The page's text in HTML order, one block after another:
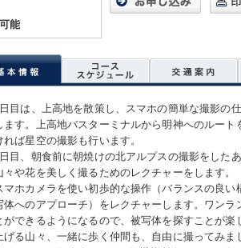
能
目は、上高地を散策し、スマホの簡単な撮影の
ます。上高地バスターミナルから明神へのルー
れば星空の撮影も行います。
目、朝食前に朝焼けの北アルプスの撮影をした
々や花を美しく撮るためのレクチャーをします。
マホカメラを使い初歩的な操作（バランスの良
体へのアプローチ）をレクチャーします。ワンラ
ができるようになるので、被写体を探すことが
げる山々、一緒に歩く仲間も、自由に撮ってみ